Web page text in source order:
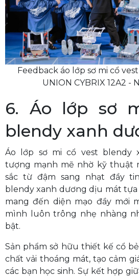
Feedback áo lớp sơ mi cổ
UNION CYBRIX 12A2 -
6. Áo lớp sơ
blendy xanh
Áo lớp sơ mi cổ vest blendy
tượng mạnh mẽ nhờ kỹ thuật
sắc từ đậm sang nhạt đầy
blendy xanh dương dịu mát tựa
mang đến diện mạo đầy mới
mình luôn trông nhẹ nhàng
bật.
Sản phẩm sở hữu thiết kế cổ
chất vải thoáng mát, tạo cảm
các bạn học sinh. Sự kết hợp